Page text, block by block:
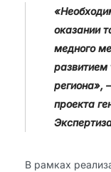
оказании
медного
развитием
региона»,
проекта
В рамках